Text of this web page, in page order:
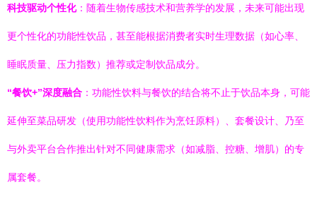
科技驱动个性化：随着生物传感技术和营养学的发展，未来可能出现
更个性化的功能性饮品，甚至能根据消费者实时生理数据（如心率、
睡眠质量、压力指数）推荐或定制饮品成分。
“餐饮+”深度融合 ：功能性饮料与餐饮的结合将不止于饮品本身，可能
延伸至菜品研发（使用功能性饮料作为烹饪原料）、套餐设计、乃至
与外卖平台合作推出针对不同健康需求（如减脂、控糖、增肌）的专
属套餐。